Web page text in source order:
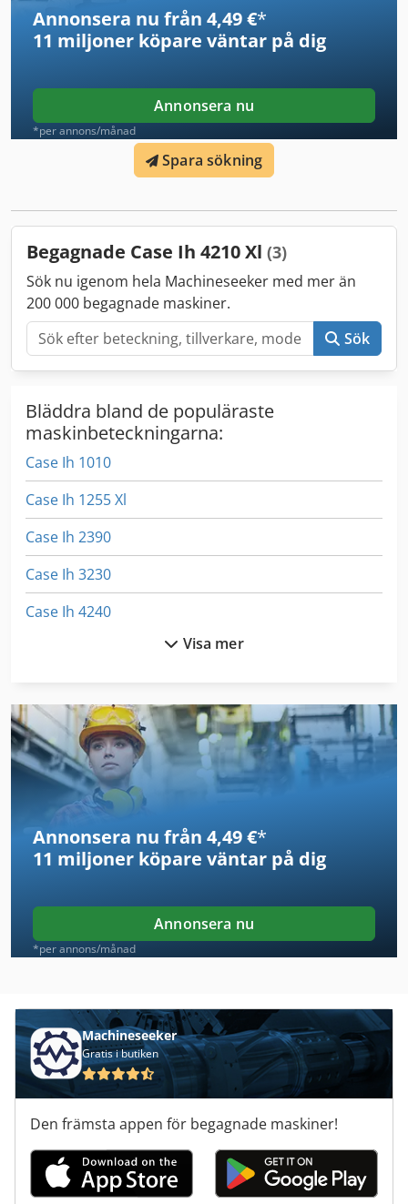
Annonsera nu från 4,49 €*
11 miljoner köpare väntar på dig
Annonsera nu
*per annons/månad
Spara sökning
Begagnade Case Ih 4210 Xl (3)
Sök nu igenom hela Machineseeker med mer än
200 000 begagnade maskiner.
Sök
Bläddra bland de populäraste
maskinbeteckningarna:
Case Ih 1010
Case Ih 1255 Xl
Case Ih 2390
Case Ih 3230
Case Ih 4240
Case Ih 5140
Case Ih 5400
Case Ih 7140
Case Ih 745 Xl
Case Ih 745 Xla
Case Ih 844 S
Case Ih 856 Xl
Case Ih Maxxum 140
Case Ih Maxxum 5120
Case Ih Maxxum 5140
Case Ih Mx 110
Case Ih Mx 120
Visa mer
Annonsera nu från 4,49 €*
11 miljoner köpare väntar på dig
Annonsera nu
*per annons/månad
Machineseeker
Gratis i butiken
Den främsta appen för begagnade maskiner!